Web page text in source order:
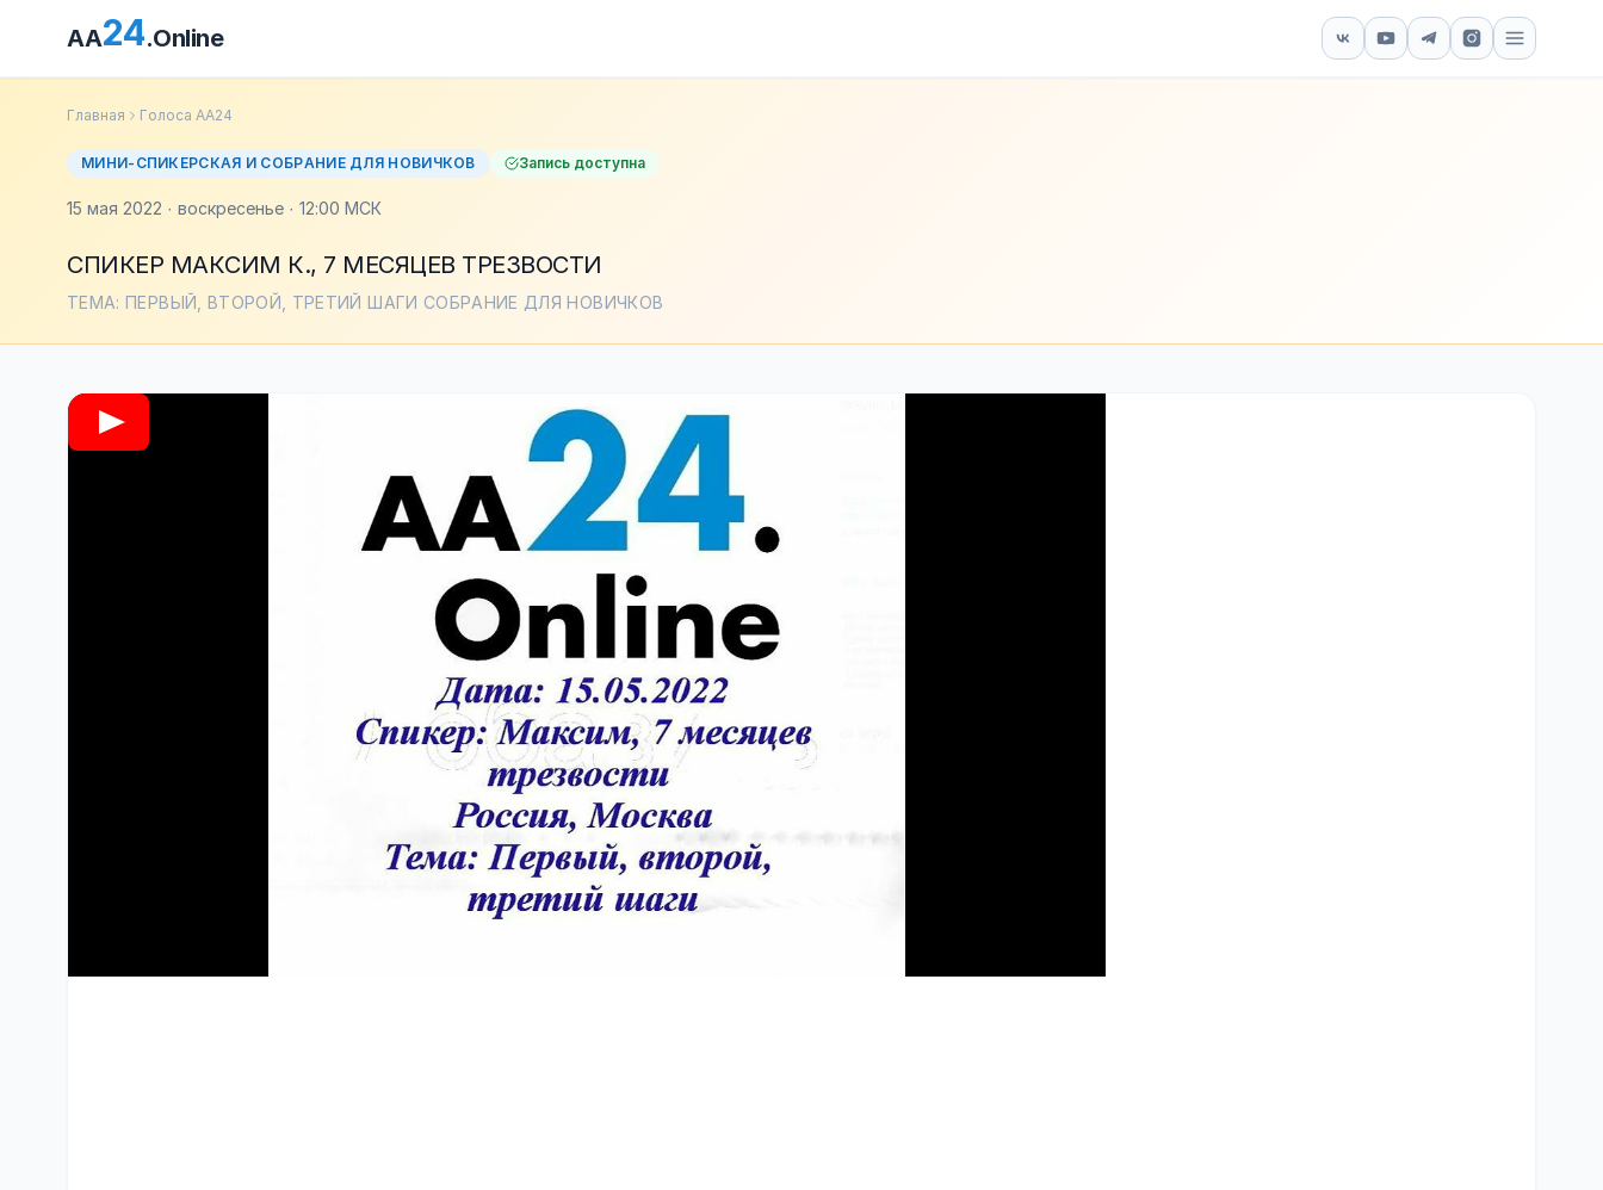
AA24.Online
Главная Голоса АА24
МИНИ-СПИКЕРСКАЯ И СОБРАНИЕ ДЛЯ НОВИЧКОВ Запись доступна
15 мая 2022 · воскресенье · 12:00 МСК
СПИКЕР МАКСИМ К., 7 МЕСЯЦЕВ ТРЕЗВОСТИ
ТЕМА: ПЕРВЫЙ, ВТОРОЙ, ТРЕТИЙ ШАГИ СОБРАНИЕ ДЛЯ НОВИЧКОВ